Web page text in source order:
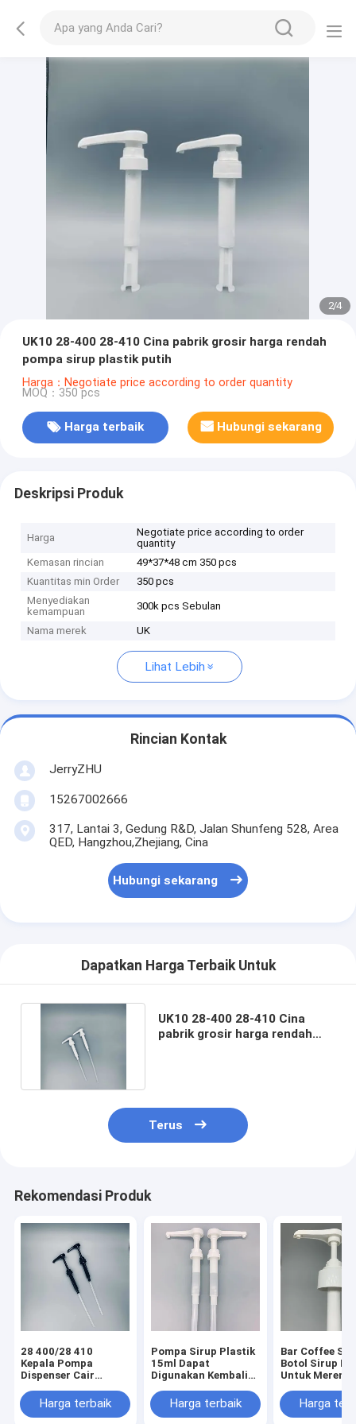
2/4
UK10 28-400 28-410 Cina pabrik grosir harga rendah
pompa sirup plastik putih
Harga：Negotiate price according to order quantity
MOQ：350 pcs
Harga terbaik Hubungi sekarang
Deskripsi Produk
Harga
Negotiate price according to order
quantity
Kemasan rincian
49*37*48 cm 350 pcs
Kuantitas min Order
350 pcs
Menyediakan
kemampuan
300k pcs Sebulan
Nama merek UK
Lihat Lebih
Rincian Kontak
JerryZHU
15267002666
317, Lantai 3, Gedung R&D, Jalan Shunfeng 528, Area
QED, Hangzhou,Zhejiang, Cina
Hubungi sekarang
Dapatkan Harga Terbaik Untuk
UK10 28-400 28-410 Cina
pabrik grosir harga rendah
Terus
Rekomendasi Produk
28 400/28 410
Kepala Pompa
Dispenser Cair
GradeHarga terbaik
Pompa Sirup Plastik
15ml Dapat
Digunakan Kembali
TuangHarga terbaik
Bar Coffee
Botol Sirup
Untuk
Harga